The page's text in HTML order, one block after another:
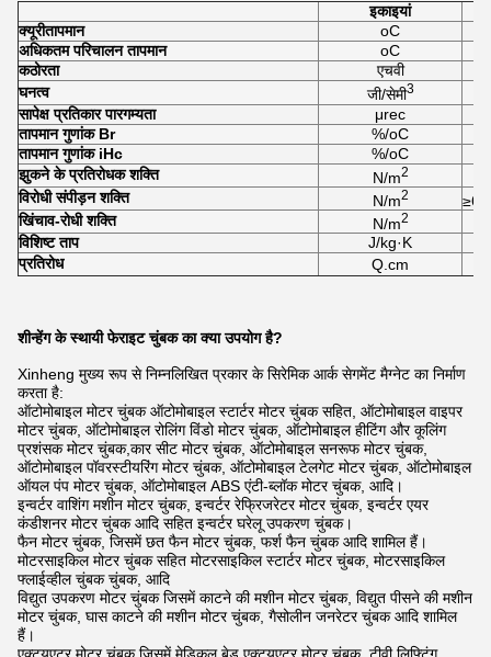
इकाइयां
क्यूरीतापमान
oC
अधिकतम परिचालन तापमान
oC
कठोरता
एचवी
घनत्व
जी/सेमी3
सापेक्ष प्रतिकार पारगम्यता
μrec
तापमान गुणांक Br
%/oC
तापमान गुणांक iHc
%/oC
झुकने के प्रतिरोधक शक्ति
N/m2
विरोधी संपीड़न शक्ति N/m2
खिंचाव-रोधी शक्ति
N/m2
विशिष्ट ताप
J/kg·K
प्रतिरोध
Q.cm
शीन्हेंग के स्थायी फेराइट चुंबक का क्या उपयोग है?
Xinheng मुख्य रूप से निम्नलिखित प्रकार के सिरेमिक आर्क सेगमेंट मैग्नेट का निर्माण
करता है:
ऑटोमोबाइल मोटर चुंबक ऑटोमोबाइल स्टार्टर मोटर चुंबक सहित, ऑटोमोबाइल वाइपर
मोटर चुंबक, ऑटोमोबाइल रोलिंग विंडो मोटर चुंबक, ऑटोमोबाइल हीटिंग और कूलिंग
प्रशंसक मोटर चुंबक,कार सीट मोटर चुंबक, ऑटोमोबाइल सनरूफ मोटर चुंबक,
ऑटोमोबाइल पॉवरस्टीयरिंग मोटर चुंबक, ऑटोमोबाइल टेलगेट मोटर चुंबक, ऑटोमोबाइल
ऑयल पंप मोटर चुंबक, ऑटोमोबाइल ABS एंटी-ब्लॉक मोटर चुंबक, आदि।
इन्वर्टर वाशिंग मशीन मोटर चुंबक, इन्वर्टर रेफ्रिजरेटर मोटर चुंबक, इन्वर्टर एयर
कंडीशनर मोटर चुंबक आदि सहित इन्वर्टर घरेलू उपकरण चुंबक।
फैन मोटर चुंबक, जिसमें छत फैन मोटर चुंबक, फर्श फैन चुंबक आदि शामिल हैं।
मोटरसाइकिल मोटर चुंबक सहित मोटरसाइकिल स्टार्टर मोटर चुंबक, मोटरसाइकिल
फ्लाईव्हील चुंबक चुंबक, आदि
विद्युत उपकरण मोटर चुंबक जिसमें काटने की मशीन मोटर चुंबक, विद्युत पीसने की मशीन
मोटर चुंबक, घास काटने की मशीन मोटर चुंबक, गैसोलीन जनरेटर चुंबक आदि शामिल
हैं।